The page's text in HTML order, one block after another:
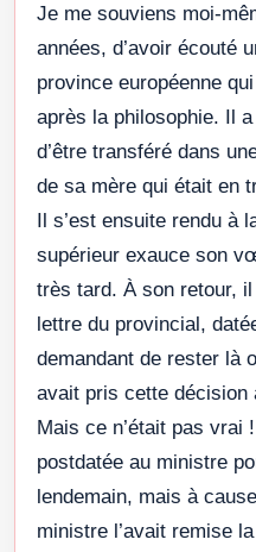
Je me souviens moi-
années, d’avoir écouté
province européenne
après la philosophie. Il
d’être transféré dans
de sa mère qui était en
Il s’est ensuite rendu à
supérieur exauce son
très tard. À son retour,
lettre du provincial,
demandant de rester là
avait pris cette décision
Mais ce n’était pas vrai
postdatée au ministre
lendemain, mais à
ministre l’avait remise